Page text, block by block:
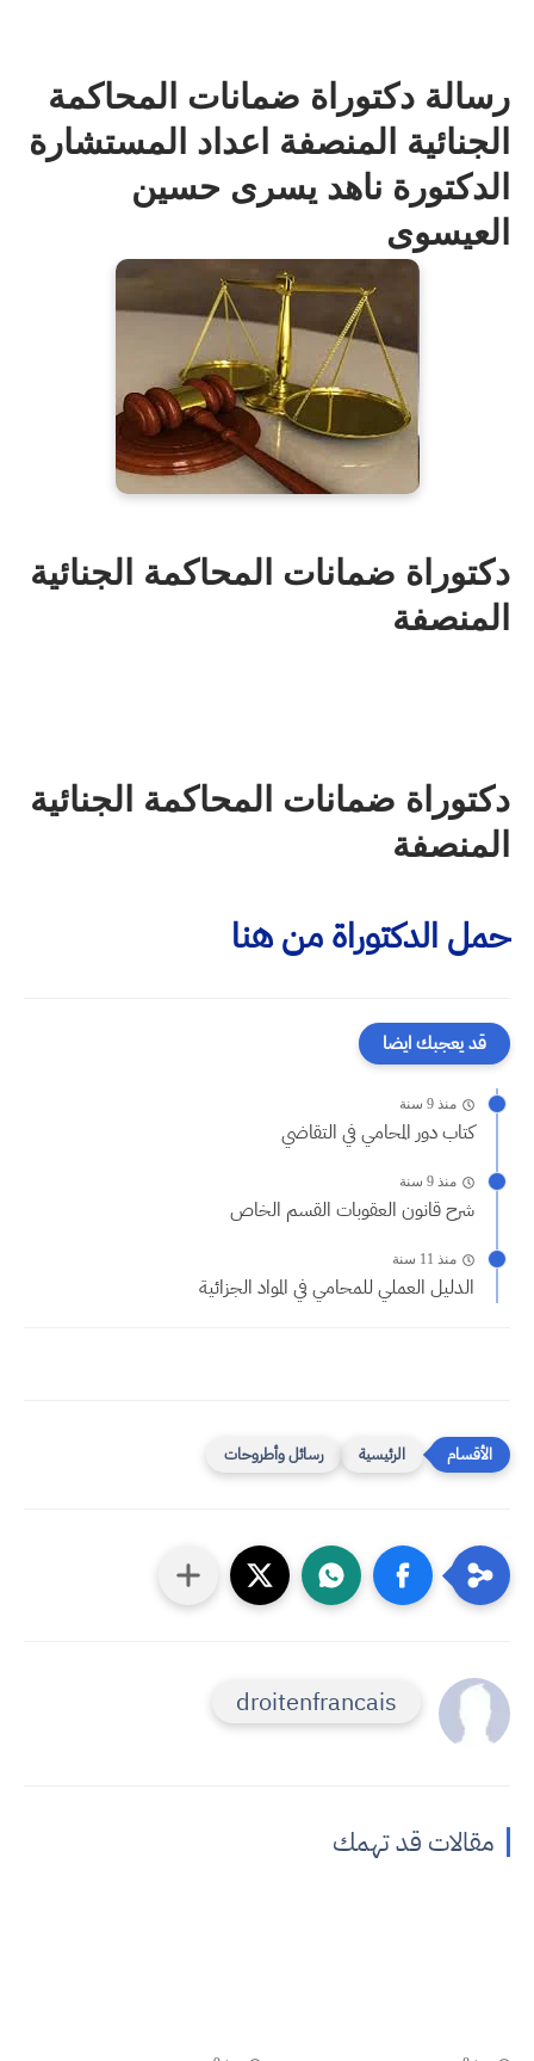
رسالة دكتوراة ضمانات المحاكمة
الجنائية المنصفة اعداد المستشارة
الدكتورة ناهد يسرى حسين
العيسوى
دكتوراة ضمانات المحاكمة الجنائية
المنصفة
دكتوراة ضمانات المحاكمة الجنائية
المنصفة
حمل الدكتوراة من هنا
قد يعجبك ايضا
منذ 9 سنة
كتاب دور المحامي في التقاضي
منذ 9 سنة
شرح قانون العقوبات القسم الخاص
منذ 11 سنة
الدليل العملي للمحامي في المواد الجزائية
الرئيسية رسائل وأطروحات
droitenfrancais
مقالات قد تهمك